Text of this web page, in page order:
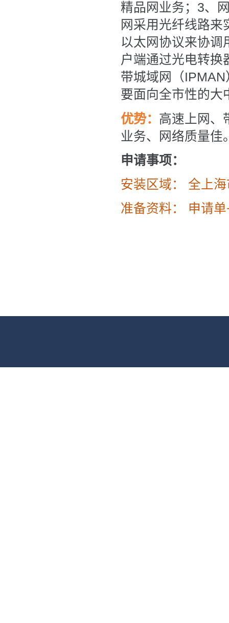
精品网业务；3、
网采用光纤线路
以太网协议来协调
户端通过光电转换
带城域网（
要面向全市性的大
优势： 高速上网、
业务、网络质量佳
申请事项：
安装区域： 全上
准备资料： 申请单